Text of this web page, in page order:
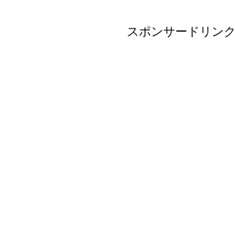
スポンサードリンク